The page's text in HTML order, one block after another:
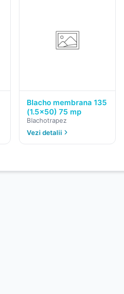
Blacho membrana 135
(1.5x50) 75 mp
Blachotrapez
Vezi detalii